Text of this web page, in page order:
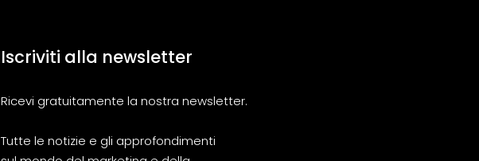
Iscriviti alla newsletter
Ricevi gratuitamente la nostra newsletter.
Tutte le notizie e gli approfondimenti